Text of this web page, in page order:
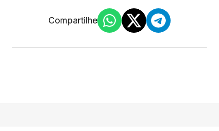
Compartilhe